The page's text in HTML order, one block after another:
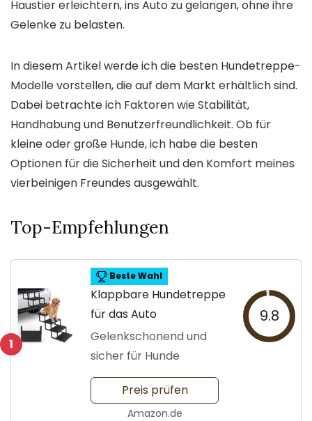
Haustier erleichtern, ins Auto zu gelangen, ohne ihre
Gelenke zu belasten.
In diesem Artikel werde ich die besten Hundetreppe-
Modelle vorstellen, die auf dem Markt erhältlich sind.
Dabei betrachte ich Faktoren wie Stabilität,
Handhabung und Benutzerfreundlichkeit. Ob für
kleine oder große Hunde, ich habe die besten
Optionen für die Sicherheit und den Komfort meines
vierbeinigen Freundes ausgewählt.
Top-Empfehlungen
1
Beste Wahl
Klappbare Hundetreppe
für das Auto
Gelenkschonend und
sicher für Hunde
9.8
Preis prüfen
Amazon.de